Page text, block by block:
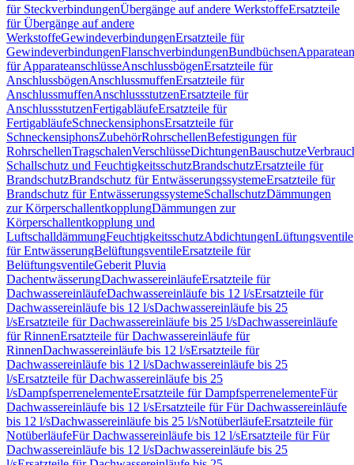
für SteckverbindungenÜbergänge auf andere WerkstoffeErsatzteile
für Übergänge auf andere
WerkstoffeGewindeverbindungenErsatzteile für
GewindeverbindungenFlanschverbindungenBundbüchsen
für ApparateanschlüsseAnschlussbögenErsatzteile für
AnschlussbögenAnschlussmuffenErsatzteile für
AnschlussmuffenAnschlussstutzenErsatzteile für
AnschlussstutzenFertigabläufeErsatzteile für
FertigabläufeSchneckensiphonsErsatzteile für
SchneckensiphonsZubehörRohrschellenBefestigungen für
RohrschellenTragschalenVerschlüsseDichtungenBauschutze
Schallschutz und FeuchtigkeitsschutzBrandschutzErsatzteile für
BrandschutzBrandschutz für EntwässerungssystemeErsatzteile für
Brandschutz für EntwässerungssystemeSchallschutzDämmungen
zur KörperschallentkopplungDämmungen zur
Körperschallentkopplung und
LuftschalldämmungFeuchtigkeitsschutzAbdichtungenLüftungsventile
für EntwässerungBelüftungsventileErsatzteile für
BelüftungsventileGeberit Pluvia
DachentwässerungDachwassereinläufeErsatzteile für
DachwassereinläufeDachwassereinläufe bis 12 l/sErsatzteile für
Dachwassereinläufe bis 12 l/sDachwassereinläufe bis 25
l/sErsatzteile für Dachwassereinläufe bis 25 l/sDachwassereinläufe
für RinnenErsatzteile für Dachwassereinläufe für
RinnenDachwassereinläufe bis 12 l/sErsatzteile für
Dachwassereinläufe bis 12 l/sDachwassereinläufe bis 25
l/sErsatzteile für Dachwassereinläufe bis 25
l/sDampfsperrenelementeErsatzteile für DampfsperrenelementeFür
Dachwassereinläufe bis 12 l/sErsatzteile für Für Dachwassereinläufe
bis 12 l/sDachwassereinläufe bis 25 l/sNotüberläufeErsatzteile für
NotüberläufeFür Dachwassereinläufe bis 12 l/sErsatzteile für Für
Dachwassereinläufe bis 12 l/sDachwassereinläufe bis 25